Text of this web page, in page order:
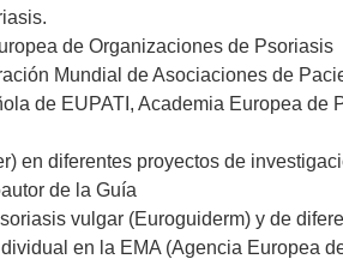
de Organizaciones de Psoriasis
Mundial de Asociaciones de
de EUPATI, Academia Europea
en diferentes proyectos de
de la Guía
vulgar (Euroguiderm) y de
en la EMA (Agencia Europea